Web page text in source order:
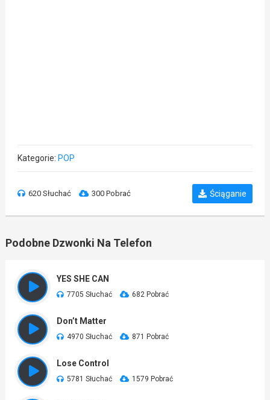
Kategorie: POP
620 Słuchać 300 Pobrać Ściąganie
Podobne Dzwonki Na Telefon
YES SHE CAN
7705 Słuchać 682 Pobrać
Don’t Matter
4970 Słuchać 871 Pobrać
Lose Control
5781 Słuchać 1579 Pobrać